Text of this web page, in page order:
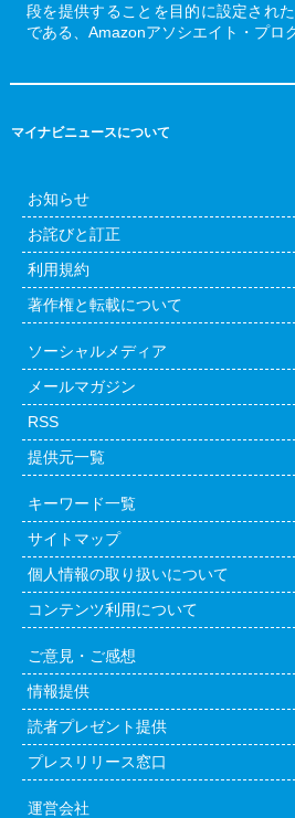
段を提供することを目的に設定され
である、Amazonアソシエイト・プロ
マイナビニュースについて
お知らせ
お詫びと訂正
利用規約
著作権と転載について
ソーシャルメディア
メールマガジン
RSS
提供元一覧
キーワード一覧
サイトマップ
個人情報の取り扱いについて
コンテンツ利用について
ご意見・ご感想
情報提供
読者プレゼント提供
プレスリリース窓口
運営会社